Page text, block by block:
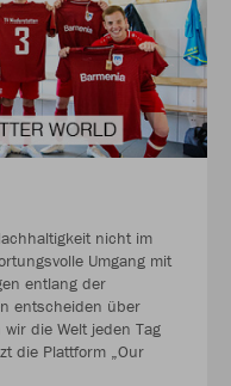
nicht im
Umgang mit
entlang der
entscheiden über
die Welt jeden Tag
die Plattform „Our